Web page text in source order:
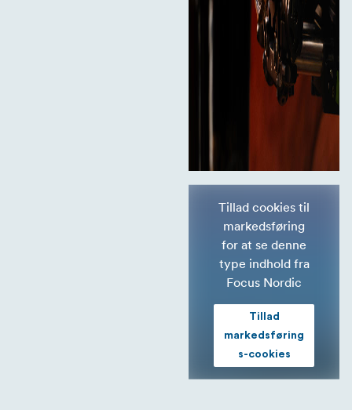
Tillad cookies til
markedsføring
for at se denne
type indhold fra
Focus Nordic
Tillad
markedsføring
s-cookies